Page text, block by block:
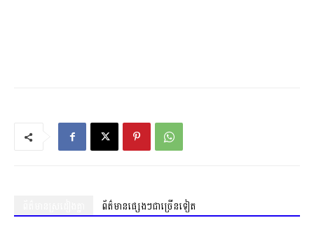
ព័ត៌មានផ្សេងៗជាច្រើនទៀត